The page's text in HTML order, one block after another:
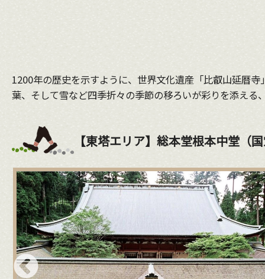
1200年の歴史を示すように、世界文化遺産「比叡山延暦
葉、そして雪など四季折々の季節の移ろいが彩りを添え
【東塔エリア】総本堂根本中堂（